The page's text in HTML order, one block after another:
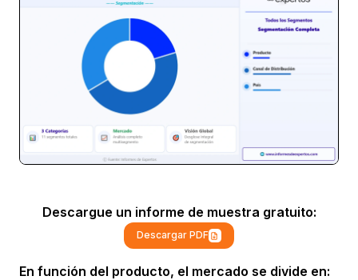
Descargue un informe de muestra gratuito:
Descargar PDF
En función del producto, el mercado se divide en: